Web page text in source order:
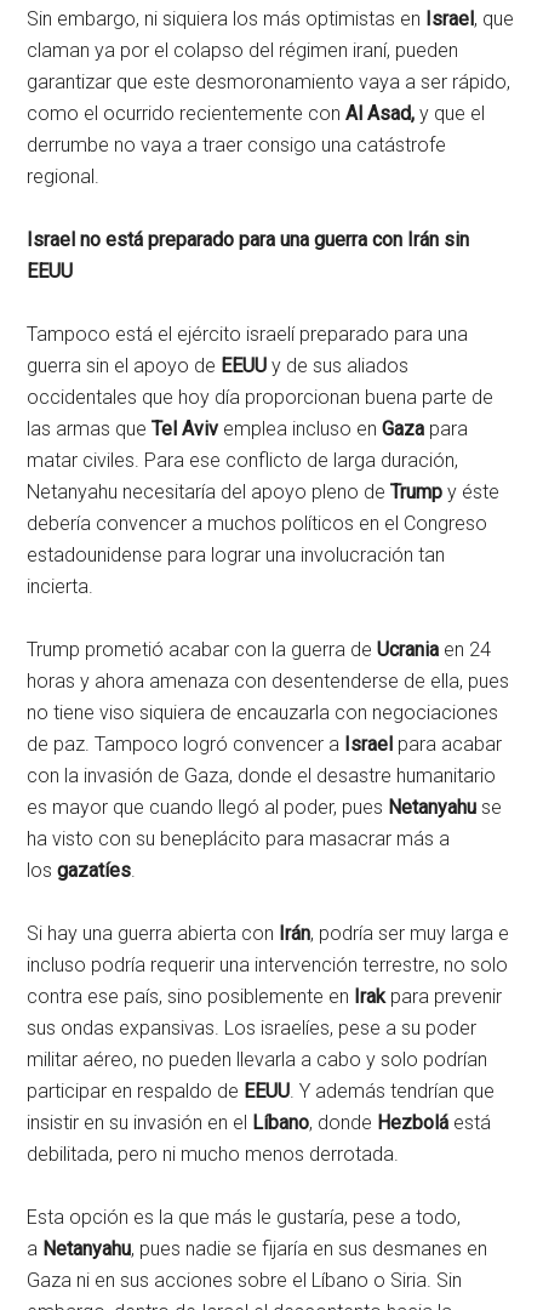
Sin embargo, ni siquiera los más optimistas en Israel, que
claman ya por el colapso del régimen iraní, pueden
garantizar que este desmoronamiento vaya a ser rápido,
como el ocurrido recientemente con Al Asad, y que el
derrumbe no vaya a traer consigo una catástrofe
regional.
Israel no está preparado para una guerra con Irán sin
EEUU
Tampoco está el ejército israelí preparado para una
guerra sin el apoyo de EEUU y de sus aliados
occidentales que hoy día proporcionan buena parte de
las armas queTel Aviv emplea incluso enGaza para
matar civiles. Para ese conflicto de larga duración,
Netanyahu necesitaría del apoyo pleno deTrumpy éste
debería convencer a muchos políticos en el Congreso
estadounidense para lograr una involucración tan
incierta.
Trump prometió acabar con la guerra deUcrania en 24
horas y ahora amenaza con desentenderse de ella, pues
no tiene viso siquiera de encauzarla con negociaciones
de paz. Tampoco logró convencer a Israel para acabar
con la invasión de Gaza, donde el desastre humanitario
es mayor que cuando llegó al poder, pues Netanyahuse
ha visto con su beneplácito para masacrar más a
losgazatíes
Si hay una guerra abierta con Irán, podría ser muy larga e
incluso podría requerir una intervención terrestre, no solo
contra ese país, sino posiblemente en Irak para prevenir
sus ondas expansivas. Los israelíes, pese a su poder
militar aéreo, no pueden llevarla a cabo y solo podrían
participar en respaldo de EEUU . Y además tendrían que
insistir en su invasión en el Líbano, donde Hezbolá está
debilitada, pero ni mucho menos derrotada.
Esta opción es la que más le gustaría, pese a todo,
a Netanyahu, pues nadie se fijaría en sus desmanes en
Gaza ni en sus acciones sobre el Líbano o Siria. Sin